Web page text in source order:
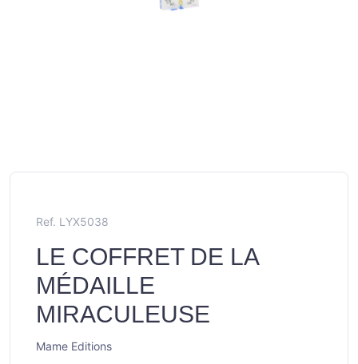
Ref. LYX5038
LE COFFRET DE LA
MÉDAILLE
MIRACULEUSE
Mame Editions